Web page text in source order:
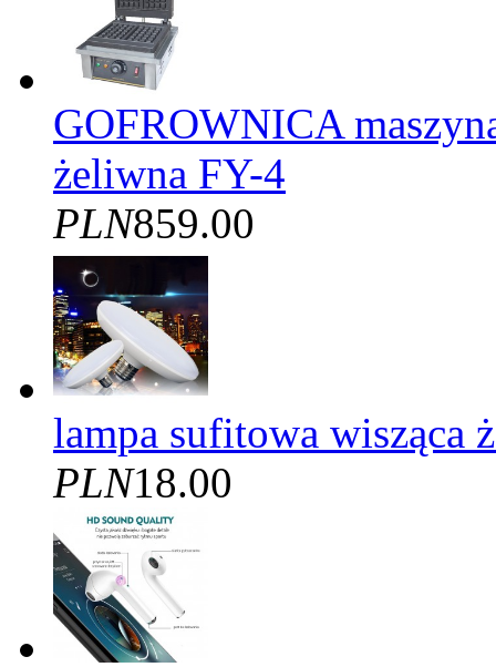
GOFROWNICA
żeliwna FY-4
PLN859.00
lampa sufitowa wisząca
PLN18.00